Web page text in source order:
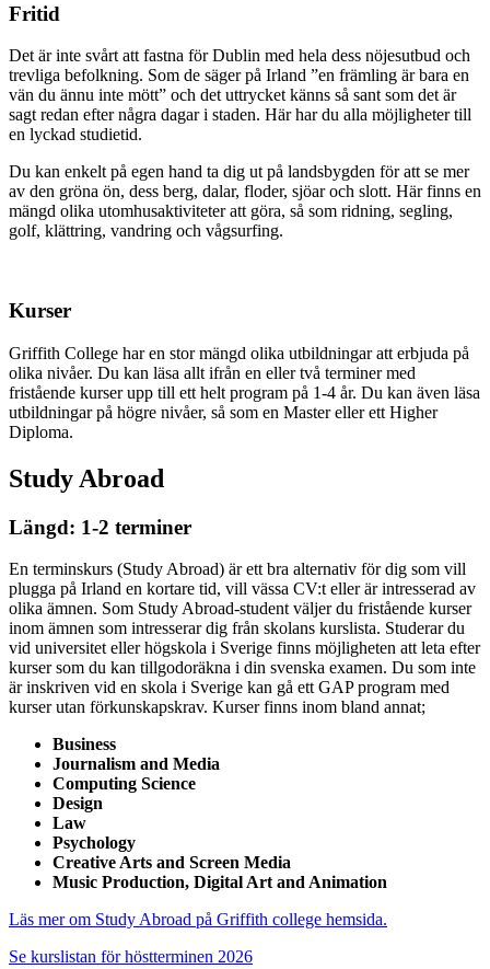
Fritid
Det är inte svårt att fastna för Dublin med hela dess nöjesutbud och
trevliga befolkning. Som de säger på Irland ”en främling är bara en
vän du ännu inte mött” och det uttrycket känns så sant som det är
sagt redan efter några dagar i staden. Här har du alla möjligheter till
en lyckad studietid.
Du kan enkelt på egen hand ta dig ut på landsbygden för att se mer
av den gröna ön, dess berg, dalar, floder, sjöar och slott. Här finns en
mängd olika utomhusaktiviteter att göra, så som ridning, segling,
golf, klättring, vandring och vågsurfing.
Kurser
Griffith College har en stor mängd olika utbildningar att erbjuda på
olika nivåer. Du kan läsa allt ifrån en eller två terminer med
fristående kurser upp till ett helt program på 1-4 år. Du kan även läsa
utbildningar på högre nivåer, så som en Master eller ett Higher
Diploma.
Study Abroad
Längd: 1-2 terminer
En terminskurs (Study Abroad) är ett bra alternativ för dig som vill
plugga på Irland en kortare tid, vill vässa CV:t eller är intresserad av
olika ämnen. Som Study Abroad-student väljer du fristående kurser
inom ämnen som intresserar dig från skolans kurslista. Studerar du
vid universitet eller högskola i Sverige finns möjligheten att leta efter
kurser som du kan tillgodoräkna i din svenska examen. Du som inte
är inskriven vid en skola i Sverige kan gå ett GAP program med
kurser utan förkunskapskrav. Kurser finns inom bland annat;
Business
Journalism and Media
Computing Science
Design
Law
Psychology
Creative Arts and Screen Media
Music Production, Digital Art and Animation
Läs mer om Study Abroad på Griffith college hemsida.
Se kurslistan för höstterminen 2026